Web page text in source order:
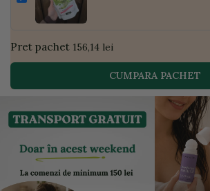
Pret pachet 156,14 lei
CUMPARA PACHET